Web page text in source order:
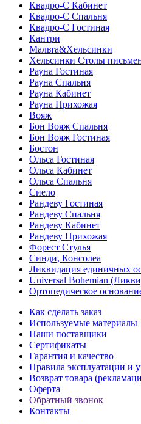
Квадро-С Кабинет
Квадро-С Спальня
Квадро-С Гостиная
Кантри
Мальта&Хельсинки
Хельсинки Столы
Рауна Гостиная
Рауна Спальня
Рауна Кабинет
Рауна Прихожая
Вояж
Бон Вояж Спальня
Бон Вояж Гостиная
Бостон
Ольса Гостиная
Ольса Кабинет
Ольса Спальня
Сиело
Рандеву Гостиная
Рандеву Спальня
Рандеву Кабинет
Рандеву Прихожая
Форест Стулья
Синди, Консолеа
Ликвидация единичных
Universal Bohemian
Ортопедическое
Как сделать заказ
Используемые материалы
Наши поставщики
Сертификаты
Гарантия и качество
Правила эксплуатации и
Возврат товара
Оферта
Обратный звонок
Контакты